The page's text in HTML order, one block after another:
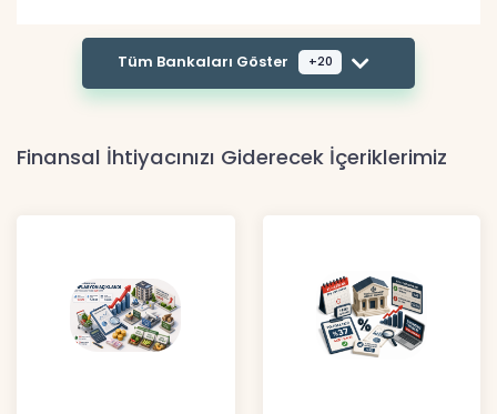
Tüm Bankaları Göster +20
Finansal İhtiyacınızı Giderecek İçeriklerimiz